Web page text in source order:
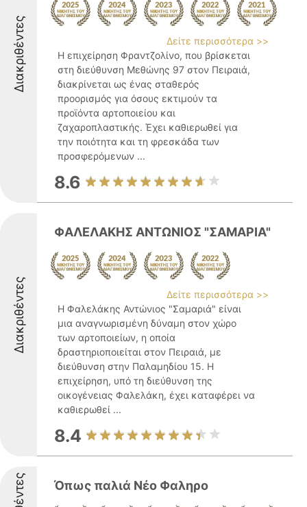
Διακριθέντες
Δείτε περισσότερα >>
Η επιχείρηση Φραντζολίνο, που βρίσκεται
στη διεύθυνση Μεθώνης 97 στον Πειραιά,
διακρίνεται ως ένας σταθερός
προορισμός για όσους εκτιμούν τα
προϊόντα αρτοποιείου και
ζαχαροπλαστικής. Έχει καθιερωθεί για
την ποιότητα και τη φρεσκάδα των
προσφερόμενων ...
8.6
Διακριθέντες
ΦΑΛΕΛΑΚΗΣ ΑΝΤΩΝΙΟΣ "ΣΑΜΑΡΙΑ"
Δείτε περισσότερα >>
Η Φαλελάκης Αντώνιος "Σαμαριά" είναι
μια αναγνωρισμένη δύναμη στον χώρο
των αρτοποιείων, η οποία
δραστηριοποιείται στον Πειραιά, με
διεύθυνση στην Παλαμηδίου 15. Η
επιχείρηση, υπό τη διεύθυνση της
οικογένειας Φαλελάκη, έχει καταφέρει να
καθιερωθεί ...
8.4
Όπως παλιά Νέο Φαληρο